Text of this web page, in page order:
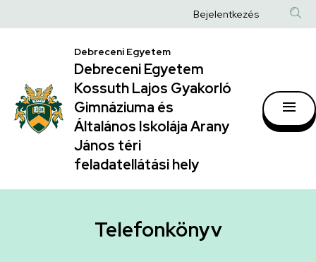
|
Debreceni
Egyetem
Kossuth
Lajos
Gyakorló
Általános
a
Anonim
fiók
menüje
Bejelentkezés
Debreceni Egyetem
Debreceni Egyetem
Kossuth Lajos Gyakorló
Gimnáziuma és
Általános Iskolája Arany
János téri
feladatellátási hely
Telefonkönyv